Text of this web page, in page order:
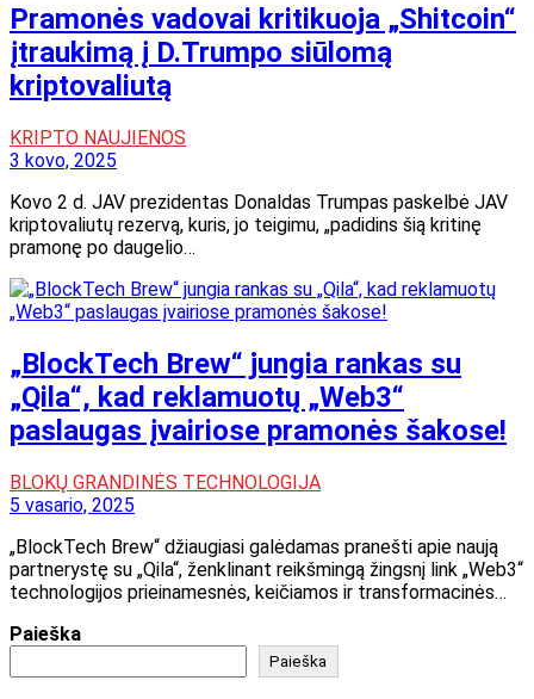
Pramonės vadovai kritikuoja „Shitcoin“
įtraukimą į D.Trumpo siūlomą
kriptovaliutą
KRIPTO NAUJIENOS
3 kovo, 2025
Kovo 2 d. JAV prezidentas Donaldas Trumpas paskelbė JAV
kriptovaliutų rezervą, kuris, jo teigimu, „padidins šią kritinę
pramonę po daugelio…
„BlockTech Brew“ jungia rankas su
„Qila“, kad reklamuotų „Web3“
paslaugas įvairiose pramonės šakose!
BLOKŲ GRANDINĖS TECHNOLOGIJA
5 vasario, 2025
„BlockTech Brew“ džiaugiasi galėdamas pranešti apie naują
partnerystę su „Qila“, ženklinant reikšmingą žingsnį link „Web3“
technologijos prieinamesnės, keičiamos ir transformacinės…
Paieška
Paieška